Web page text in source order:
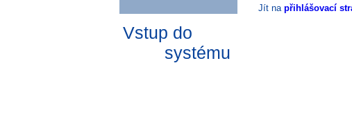
Vstup do
systému
Jít na přihlášovací